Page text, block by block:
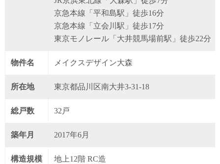
京急本線「平和島駅」徒歩16分
京急本線「立会川駅」徒歩17分
東京モノレール「大井競馬場前駅」徒歩22分
物件名 メイクスデザイン大森
所在地 東京都品川区南大井3-31-18
総戸数 32戸
築年月 2017年6月
構造規模 地上12階 RC造